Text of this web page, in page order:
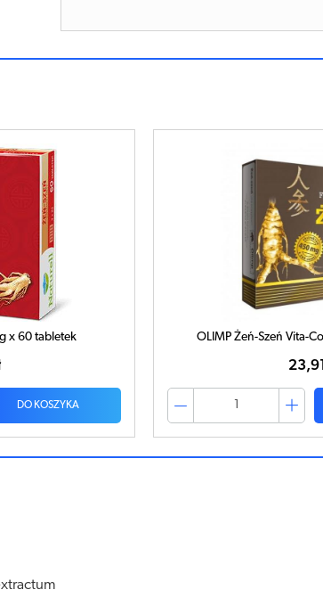
x 60 tabletek
DO KOSZYKA
OLIMP Żeń-Szeń Vita-